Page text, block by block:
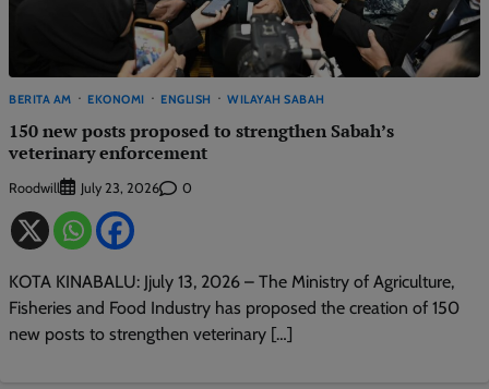
BERITA AM EKONOMI ENGLISH WILAYAH SABAH
150 new posts proposed to strengthen Sabah’s
veterinary enforcement
Roodwill July 23, 2026 0
KOTA KINABALU: Jjuly 13, 2026 – The Ministry of Agriculture,
Fisheries and Food Industry has proposed the creation of 150
new posts to strengthen veterinary […]